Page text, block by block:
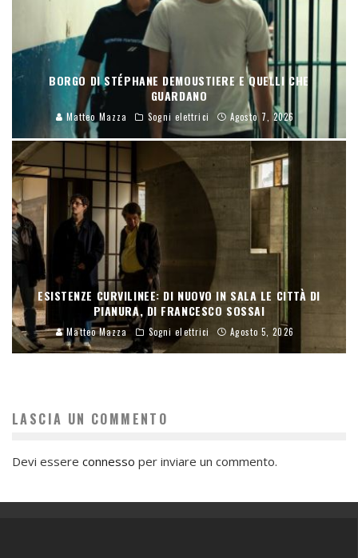
BORGO DI STÉPHANE DEMOUSTIERE E QUELLI CHE
GUARDANO
Matteo Mazza Sogni elettrici Agosto 7, 2026
ESISTENZE CURVILINEE: DI NUOVO IN SALA LE CITTÀ DI
PIANURA, DI FRANCESCO SOSSAI
Matteo Mazza Sogni elettrici Agosto 5, 2026
LASCIA UN COMMENTO
Devi essere connesso per inviare un commento.